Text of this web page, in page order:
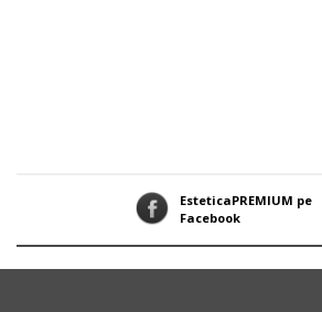
EsteticaPREMIUM pe
Facebook